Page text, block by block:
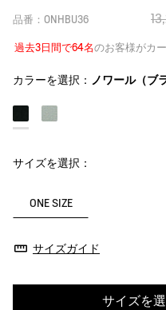
品番：ONHBU36
過去3日間で64名のお客様がカ
カラーを選択： ノワール（ブ
サイズを選択：
ONE SIZE
サイズガイド
サイズを